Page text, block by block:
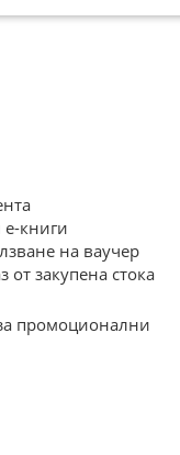
е-книги
на ваучер
от закупена стока
промоционални